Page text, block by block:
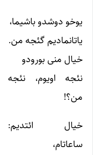
یوخو دوشدو باشیما،
یاتانمادیم گئجه من.
خیال منی بورودو
نئجه اویوم، نئجه
من؟!
خیال ائتدیم‌:
ساعاتام،